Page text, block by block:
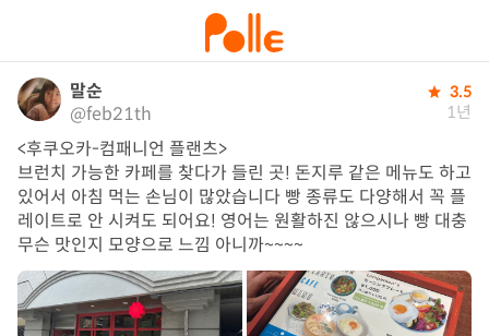
말순
@feb21th
3.5
1년
<후쿠오카-컴패니언 플랜츠>
브런치 가능한 카페를 찾다가 들린 곳! 돈지루 같은 메뉴도 하고
있어서 아침 먹는 손님이 많았습니다 빵 종류도 다양해서 꼭 플
레이트로 안 시켜도 되어요! 영어는 원활하진 않으시나 빵 대충
무슨 맛인지 모양으로 느낌 아니까~~~~